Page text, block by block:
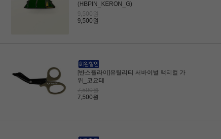
(HBPIN_KERON_G)
9,500원
9,500원
[반스플라이]유틸리티 서바이벌 택티컬 가
위_코요테
7,500원
7,500원